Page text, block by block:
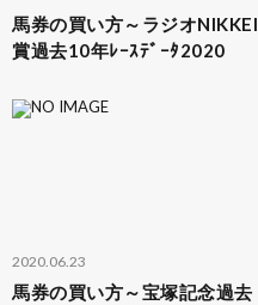
馬券の買い方～ラジオNIKKEI
賞過去10年ﾚｰｽﾃﾞｰﾀ2020
2020.06.23
馬券の買い方～宝塚記念過去